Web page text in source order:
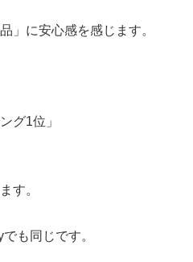
」に安心感を感じます。
グ1位」
す。
も同じです。